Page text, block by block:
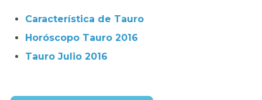
Característica de Tauro
Horóscopo Tauro 2016
Tauro Julio 2016